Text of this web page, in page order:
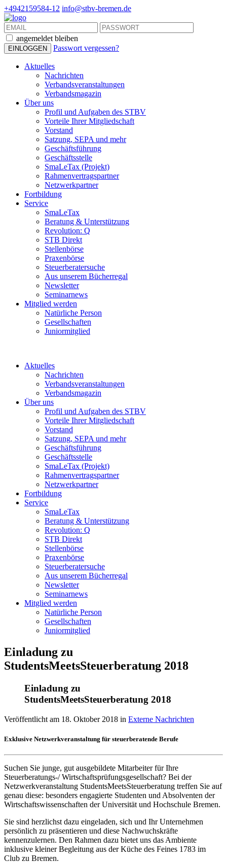
+4942159584-12 info@stbv-bremen.de
angemeldet bleiben
Passwort vergessen?
Aktuelles
Nachrichten
Verbandsveranstaltungen
Verbandsmagazin
Über uns
Profil und Aufgaben des STBV
Vorteile Ihrer Mitgliedschaft
Vorstand
Satzung, SEPA und mehr
Geschäftsführung
Geschäftsstelle
SmaLeTax (Projekt)
Rahmenvertragspartner
Netzwerkpartner
Fortbildung
Service
SmaLeTax
Beratung & Unterstützung
Revolution: Q
STB Direkt
Stellenbörse
Praxenbörse
Steuerberatersuche
Aus unserem Bücherregal
Newsletter
Seminarnews
Mitglied werden
Natürliche Person
Gesellschaften
Juniormitglied
Aktuelles
Nachrichten
Verbandsveranstaltungen
Verbandsmagazin
Über uns
Profil und Aufgaben des STBV
Vorteile Ihrer Mitgliedschaft
Vorstand
Satzung, SEPA und mehr
Geschäftsführung
Geschäftsstelle
SmaLeTax (Projekt)
Rahmenvertragspartner
Netzwerkpartner
Fortbildung
Service
SmaLeTax
Beratung & Unterstützung
Revolution: Q
STB Direkt
Stellenbörse
Praxenbörse
Steuerberatersuche
Aus unserem Bücherregal
Newsletter
Seminarnews
Mitglied werden
Natürliche Person
Gesellschaften
Juniormitglied
Einladung zu
StudentsMeetsSteuerberatung 2018
Einladung zu
StudentsMeetsSteuerberatung 2018
Veröffentlicht am 18. Oktober 2018 in Externe Nachrichten
Exklusive Netzwerkveranstaltung für steuerberatende Berufe
Suchen Sie junge, gut ausgebildete Mitarbeiter für Ihre
Steuerberatungs-/ Wirtschaftsprüfungsgesellschaft? Bei der
Netzwerkveranstaltung StudentsMeetsSteuerberatung treffen Sie auf
genau diese: besonders engagierte Studenten und Absolventen der
Wirtschaftswissenschaften der Universität und Hochschule Bremen.
Sie sind herzlichst dazu eingeladen, sich und Ihr Unternehmen
persönlich zu präsentieren und diese Nachwuchskräfte
kennenzulernen. Den Rahmen dazu bietet uns das Ambiente
inklusive kleiner Begleitung aus der Küche des Feines 1783 im
Club zu Bremen.